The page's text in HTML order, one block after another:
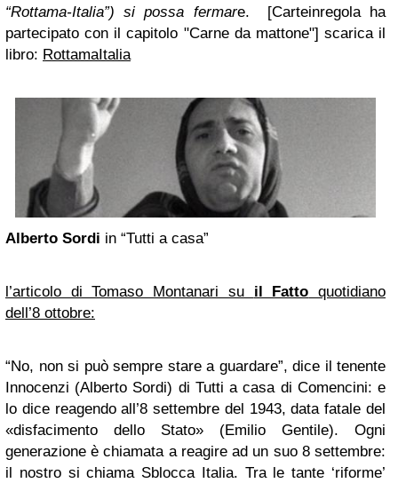
“Rottama-Italia”) si possa fermare. [Carteinregola ha
partecipato con il capitolo "Carne da mattone"] scarica il
libro: RottamaItalia
Alberto Sordi in “Tutti a casa”
l’articolo di Tomaso Montanari su il Fatto quotidiano
dell’8 ottobre:
“No, non si può sempre stare a guardare”, dice il tenente
Innocenzi (Alberto Sordi) di Tutti a casa di Comencini: e
lo dice reagendo all’8 settembre del 1943, data fatale del
«disfacimento dello Stato» (Emilio Gentile). Ogni
generazione è chiamata a reagire ad un suo 8 settembre:
il nostro si chiama Sblocca Italia. Tra le tante ‘riforme’